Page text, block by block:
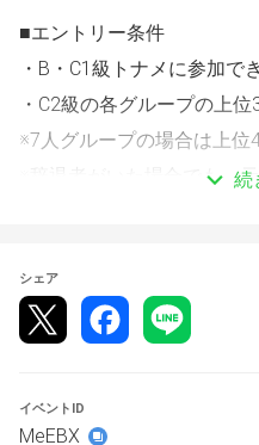
■エントリー条件
・B・C1級トナメに参加で
・C2級の各グループの上位
※7人グループの場合は上
※辞退者がいた場合でも、
階級と順位を基に、上位選
トの枠組みを設定した上で
します。
A級6位 vs B級1位
続
シェア
イベントID
MeEBX